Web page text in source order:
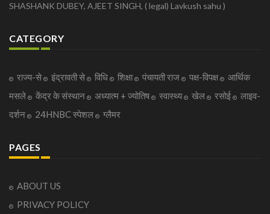
SHASHANK DUBEY, AJEET SINGH, ( legal) Lavkush sahu )
CATEGORY
राज्य-से इंद्रावती से विधि शिक्षा पंचायती राज पक्ष-विपक्ष
आर्थिक
मसले
केंद्र के संस्थान अध्यात्म + ज्योतिष स्वास्थ्य खेल रसोई
लाइव-
दर्शन
24HNBC स्पेशल ग्लैमर
PAGES
ABOUT US
PRIVACY POLICY